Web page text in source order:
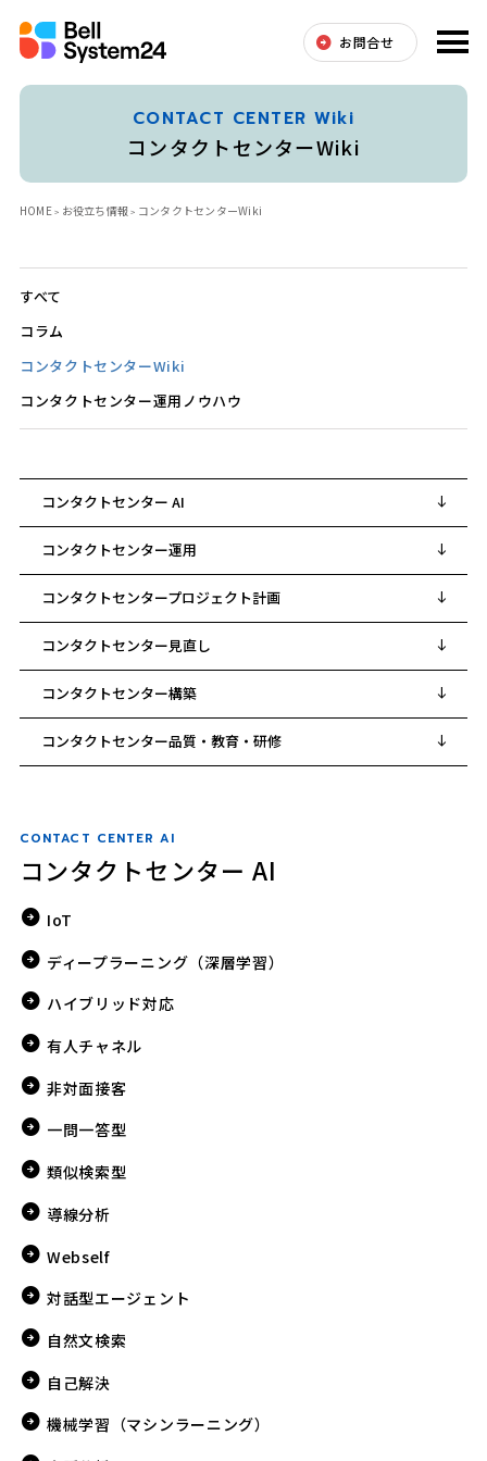
お問合せ
CONTACT CENTER Wiki
コンタクトセンターWiki
HOME お役立ち情報 コンタクトセンターWiki
すべて
コラム
コンタクトセンターWiki
コンタクトセンター運用ノウハウ
コンタクトセンター AI
コンタクトセンター運用
コンタクトセンタープロジェクト計画
コンタクトセンター見直し
コンタクトセンター構築
コンタクトセンター品質・教育・研修
CONTACT CENTER AI
コンタクトセンター AI
IoT
ディープラーニング（深層学習）
ハイブリッド対応
有人チャネル
非対面接客
一問一答型
類似検索型
導線分析
Webself
対話型エージェント
自然文検索
自己解決
機械学習（マシンラーニング）